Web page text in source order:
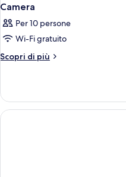
Camera
Per 10 persone
Wi-Fi gratuito
Scopri di più
Altri